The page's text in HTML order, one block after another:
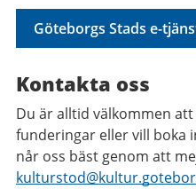
Göteborgs Stads e-
Kontakta oss
Du är alltid välkommen
funderingar eller vill boka
når oss bäst genom att